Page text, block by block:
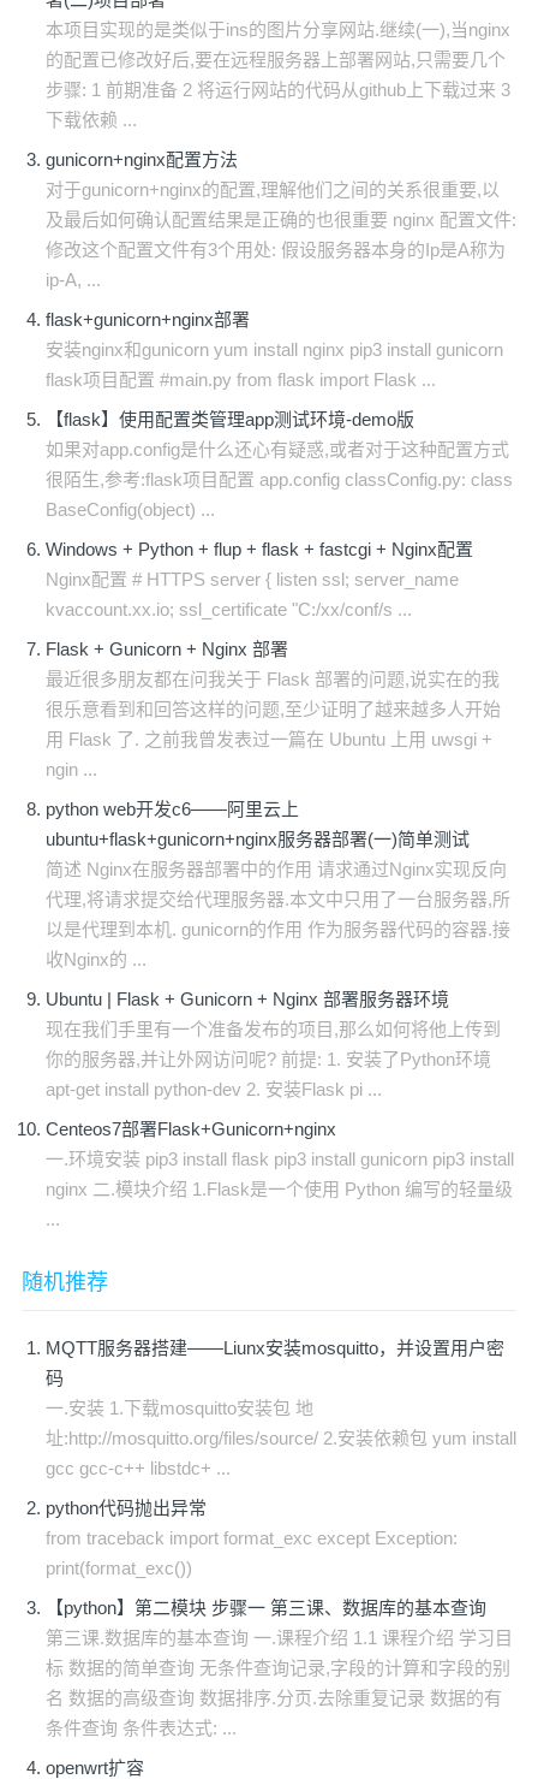
本项目实现的是类似于ins的图片分享网站.继续(一),当nginx
的配置已修改好后,要在远程服务器上部署网站,只需要几个
步骤: 1 前期准备 2 将运行网站的代码从github上下载过来 3
下载依赖 ...
gunicorn+nginx配置方法
对于gunicorn+nginx的配置,理解他们之间的关系很重要,以
及最后如何确认配置结果是正确的也很重要 nginx 配置文件:
修改这个配置文件有3个用处: 假设服务器本身的Ip是A称为
ip-A, ...
flask+gunicorn+nginx部署
安装nginx和gunicorn yum install nginx pip3 install gunicorn
flask项目配置 #main.py from flask import Flask ...
【flask】使用配置类管理app测试环境-demo版
如果对app.config是什么还心有疑惑,或者对于这种配置方式
很陌生,参考:flask项目配置 app.config classConfig.py: class
BaseConfig(object) ...
Windows + Python + flup + flask + fastcgi + Nginx配置
Nginx配置 # HTTPS server { listen ssl; server_name
kvaccount.xx.io; ssl_certificate "C:/xx/conf/s ...
Flask + Gunicorn + Nginx 部署
最近很多朋友都在问我关于 Flask 部署的问题,说实在的我
很乐意看到和回答这样的问题,至少证明了越来越多人开始
用 Flask 了. 之前我曾发表过一篇在 Ubuntu 上用 uwsgi +
ngin ...
python web开发c6——阿里云上
ubuntu+flask+gunicorn+nginx服务器部署(一)简单测试
简述 Nginx在服务器部署中的作用 请求通过Nginx实现反向
代理,将请求提交给代理服务器.本文中只用了一台服务器,所
以是代理到本机. gunicorn的作用 作为服务器代码的容器.接
收Nginx的 ...
Ubuntu | Flask + Gunicorn + Nginx 部署服务器环境
现在我们手里有一个准备发布的项目,那么如何将他上传到
你的服务器,并让外网访问呢? 前提: 1. 安装了Python环境
apt-get install python-dev 2. 安装Flask pi ...
Centeos7部署Flask+Gunicorn+nginx
一.环境安装 pip3 install flask pip3 install gunicorn pip3 install
nginx 二.模块介绍 1.Flask是一个使用 Python 编写的轻量级
...
随机推荐
MQTT服务器搭建——Liunx安装mosquitto，并设置用户密
码
一.安装 1.下载mosquitto安装包 地
址:http://mosquitto.org/files/source/ 2.安装依赖包 yum install
gcc gcc-c++ libstdc+ ...
python代码抛出异常
from traceback import format_exc except Exception:
print(format_exc())
【python】第二模块 步骤一 第三课、数据库的基本查询
第三课.数据库的基本查询 一.课程介绍 1.1 课程介绍 学习目
标 数据的简单查询 无条件查询记录,字段的计算和字段的别
名 数据的高级查询 数据排序.分页.去除重复记录 数据的有
条件查询 条件表达式: ...
openwrt扩容